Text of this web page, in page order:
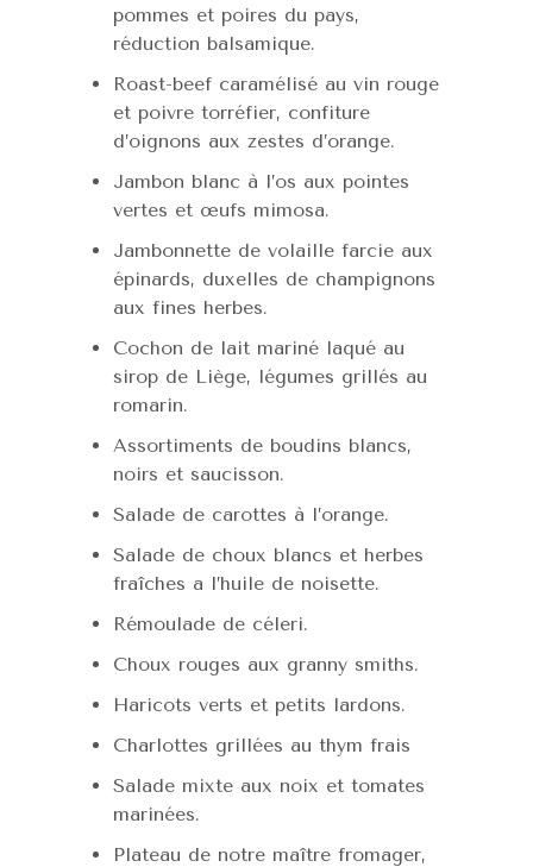
pommes et poires du pays,
réduction balsamique.
Roast-beef caramélisé au vin rouge
et poivre torréfier, confiture
d’oignons aux zestes d’orange.
Jambon blanc à l’os aux pointes
vertes et œufs mimosa.
Jambonnette de volaille farcie aux
épinards, duxelles de champignons
aux fines herbes.
Cochon de lait mariné laqué au
sirop de Liège, légumes grillés au
romarin.
Assortiments de boudins blancs,
noirs et saucisson.
Salade de carottes à l’orange.
Salade de choux blancs et herbes
fraîches a l’huile de noisette.
Rémoulade de céleri.
Choux rouges aux granny smiths.
Haricots verts et petits lardons.
Charlottes grillées au thym frais
Salade mixte aux noix et tomates
marinées.
Plateau de notre maître fromager,